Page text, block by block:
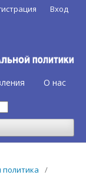
О нас
Вход
политика
/